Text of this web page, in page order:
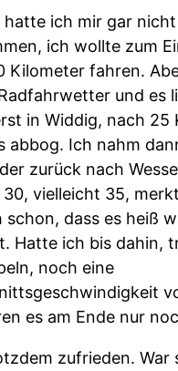
hatte ich mir gar nicht
ich wollte zum
Kilometer fahren.
und es
in Widdig, nach 25
abbog. Ich nahm
zurück nach
vielleicht 35,
schon, dass es heiß
Hatte ich bis dahin,
noch eine
es am Ende nur
zufrieden. War